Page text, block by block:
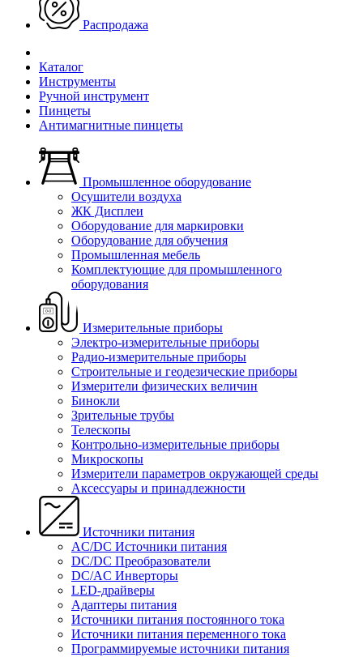
Распродажа
Каталог
Инструменты
Ручной инструмент
Пинцеты
Антимагнитные пинцеты
Промышленное оборудование
Осушители воздуха
ЖК Дисплеи
Оборудование для маркировки
Оборудование для обучения
Промышленная мебель
Комплектующие для промышленного
оборудования
Измерительные приборы
Электро-измерительные приборы
Радио-измерительные приборы
Строительные и геодезические приборы
Измерители физических величин
Бинокли
Зрительные трубы
Телескопы
Контрольно-измерительные приборы
Микроскопы
Измерители параметров окружающей среды
Аксессуары и принадлежности
Источники питания
AC/DC Источники питания
DC/DC Преобразователи
DC/AC Инверторы
LED-драйверы
Адаптеры питания
Источники питания постоянного тока
Источники питания переменного тока
Программируемые источники питания